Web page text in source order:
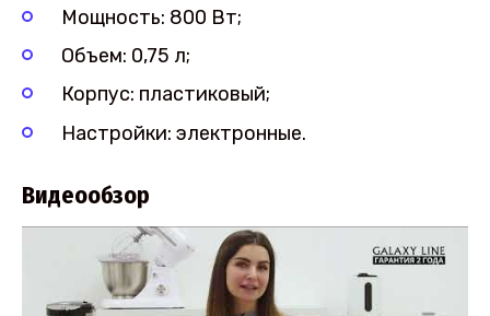
Мощность: 800 Вт;
Объем: 0,75 л;
Корпус: пластиковый;
Настройки: электронные.
Видеообзор